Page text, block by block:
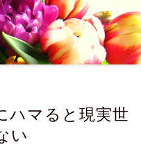
ハマると現実世
い